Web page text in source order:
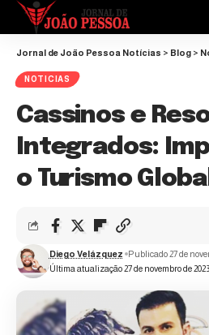
Jornal de João Pessoa Notícias > Blog >
NOTICIAS
Cassinos e
Integrados:
o Turismo Global
Última atualização 27 de novembro de 2023
Diego Velázquez Publicado 27 de